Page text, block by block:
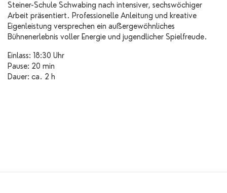
Steiner-Schule Schwabing nach intensiver, sechswöchiger
Arbeit präsentiert. Professionelle Anleitung und kreative
Eigenleistung versprechen ein außergewöhnliches
Bühnenerlebnis voller Energie und jugendlicher Spielfreude.
Einlass: 18:30 Uhr
Pause: 20 min
Dauer: ca. 2 h